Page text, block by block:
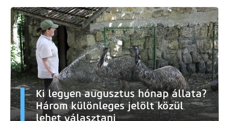
Ki legyen augusztus hónap állata?
Három különleges jelölt közül
lehet választani